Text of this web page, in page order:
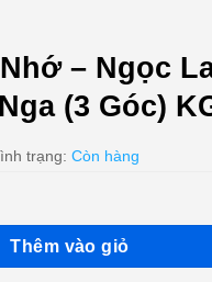
– Ngọc
(3 Góc)
trạng: Còn hàng
Thêm vào giỏ